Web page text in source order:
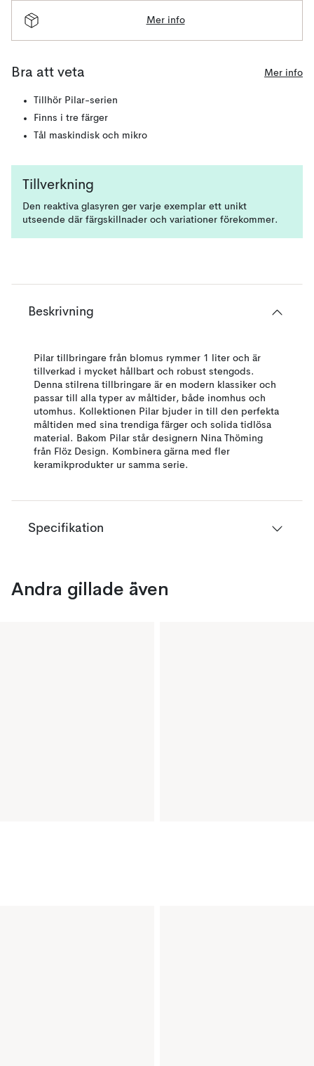
Mer info
Bra att veta Mer info
Tillhör Pilar-serien
Finns i tre färger
Tål maskindisk och mikro
Tillverkning
Den reaktiva glasyren ger varje exemplar ett unikt
utseende där färgskillnader och variationer förekommer.
Beskrivning
Pilar tillbringare från blomus rymmer 1 liter och är
tillverkad i mycket hållbart och robust stengods.
Denna stilrena tillbringare är en modern klassiker och
passar till alla typer av måltider, både inomhus och
utomhus. Kollektionen Pilar bjuder in till den perfekta
måltiden med sina trendiga färger och solida tidlösa
material. Bakom Pilar står designern Nina Thöming
från Flöz Design. Kombinera gärna med fler
keramikprodukter ur samma serie.
Specifikation
Andra gillade även